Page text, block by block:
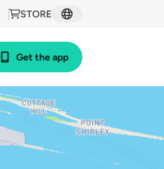
STORE
Get the app